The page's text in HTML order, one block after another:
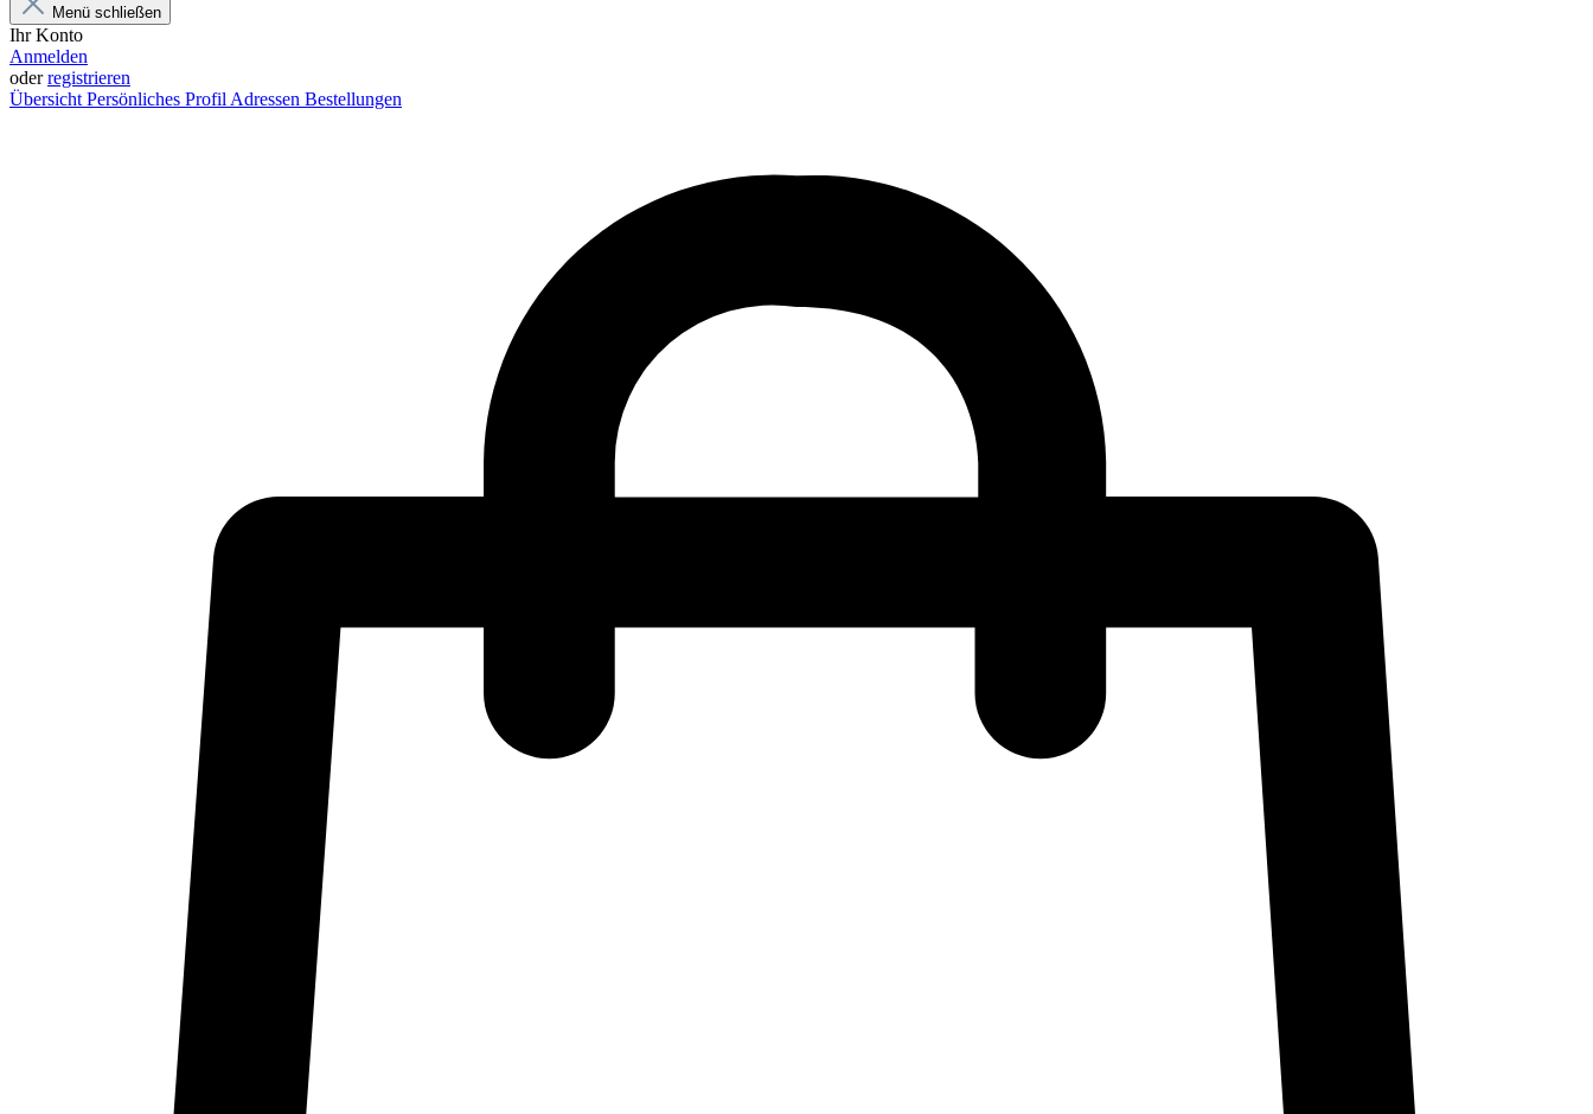
Menü schließen
Ihr Konto
Anmelden
oderregistrieren
Übersicht Persönliches Profil Adressen Bestellungen